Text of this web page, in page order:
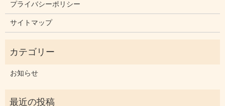
プライバシーポリシー
サイトマップ
お知らせ